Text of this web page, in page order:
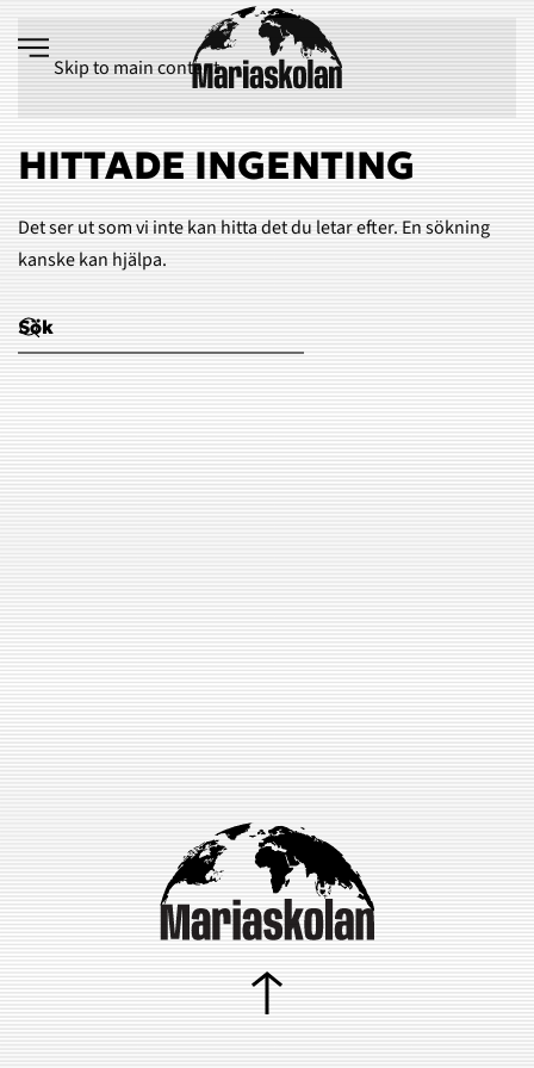
Skip to main content
HITTADE INGENTING
Det ser ut som vi inte kan hitta det du letar efter. En sökning
kanske kan hjälpa.